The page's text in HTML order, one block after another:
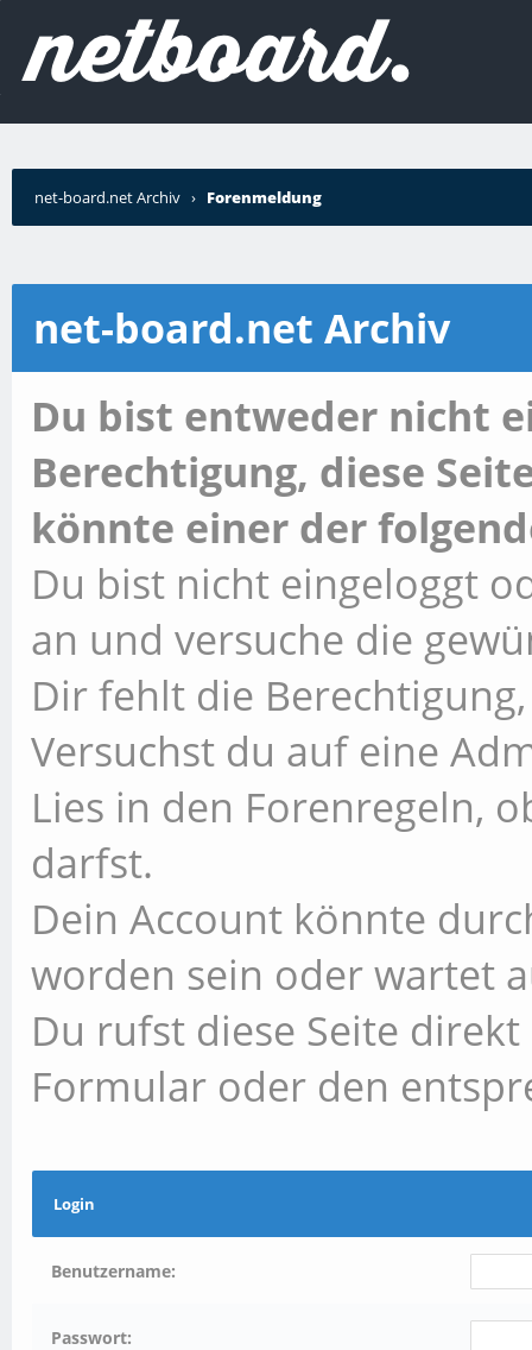
net-board.net Archiv › Forenmeldung
net-board.net Archiv
Du bist entweder nicht
Berechtigung, diese
könnte einer der
Du bist nicht eingeloggt
an und versuche die
Dir fehlt die
Versuchst du auf eine
Lies in den Forenregeln,
darfst.
Dein Account könnte
worden sein oder wartet
Du rufst diese Seite
Formular oder den
Login
Benutzername:
Passwort: